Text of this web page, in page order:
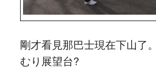
剛才看見那巴士現在下山了
むり展望台?